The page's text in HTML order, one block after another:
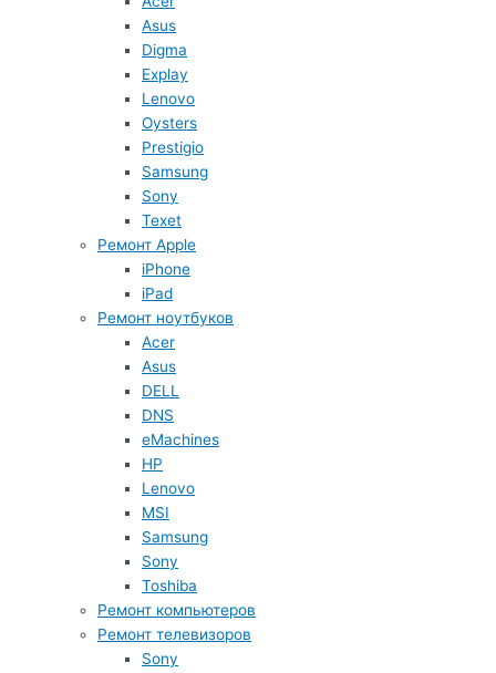
Asus
Digma
Explay
Lenovo
Oysters
Prestigio
Samsung
Sony
Texet
Ремонт Apple
iPhone
iPad
Ремонт ноутбуков
Acer
Asus
DELL
DNS
eMachines
HP
Lenovo
MSI
Samsung
Sony
Toshiba
Ремонт компьютеров
Ремонт телевизоров
Sony